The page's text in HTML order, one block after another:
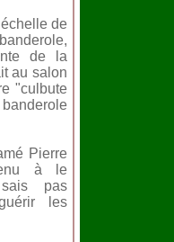
de
de la
au salon
"culbute
Pierre
à le
pas
les